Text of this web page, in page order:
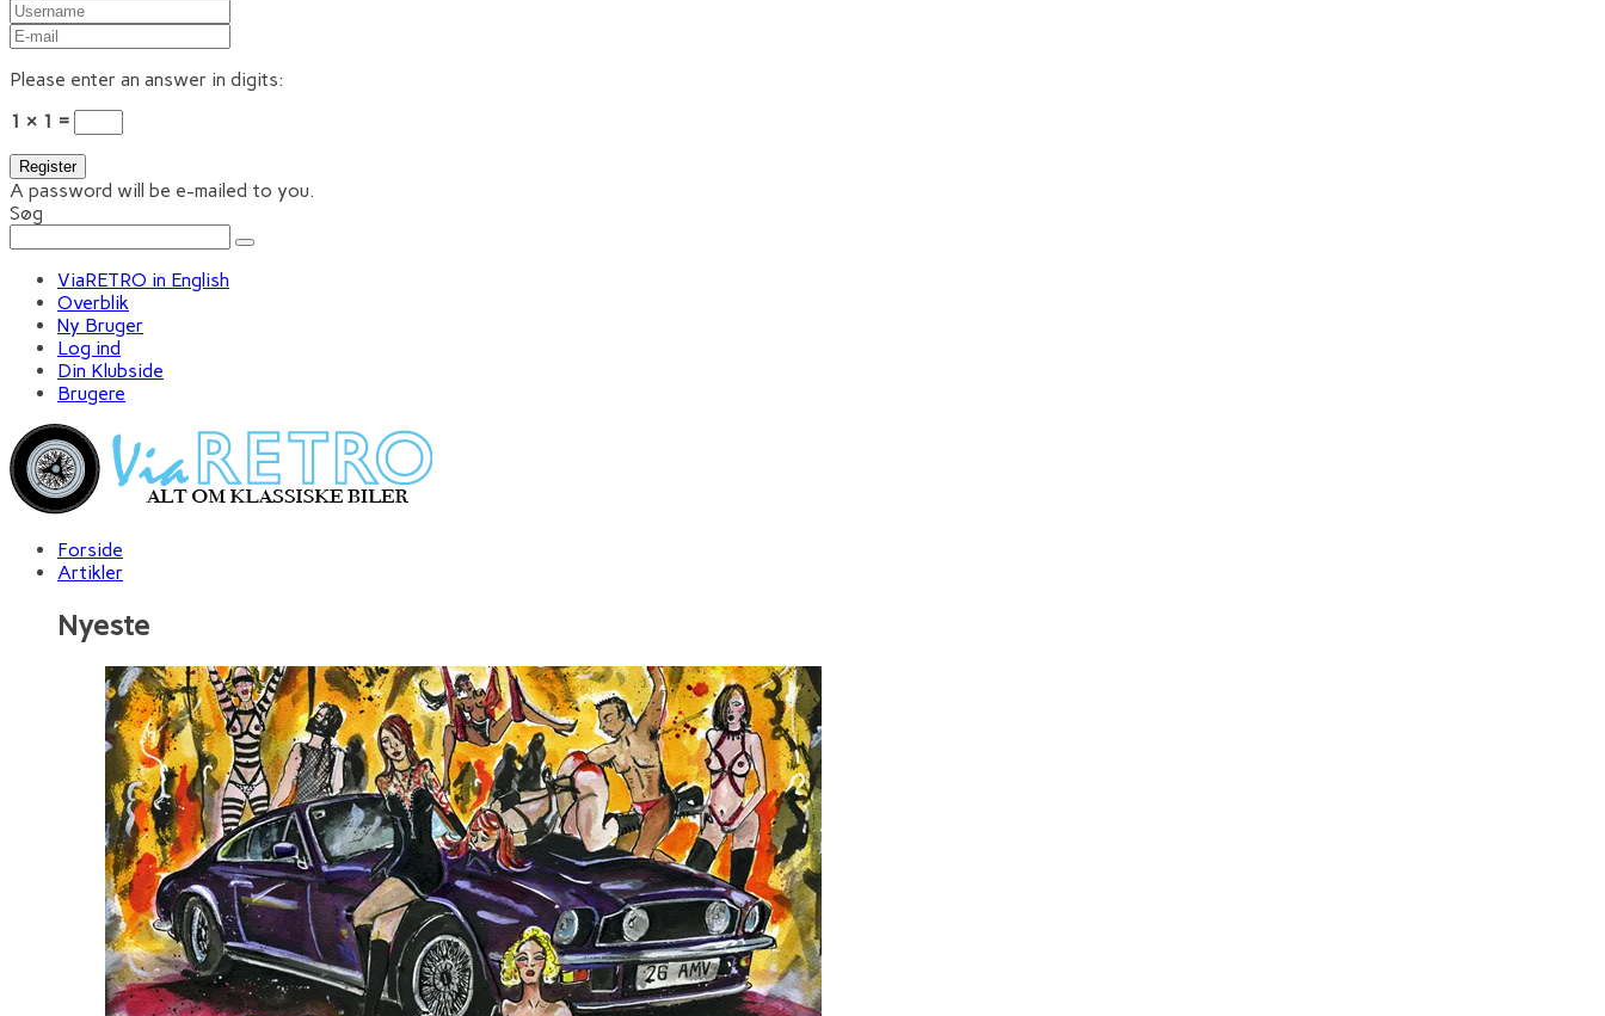
Please enter an answer in digits:
1 × 1 =
A password will be e-mailed to you.
Søg
ViaRETRO in English
Overblik
Ny Bruger
Log ind
Din Klubside
Brugere
Forside
Artikler
Nyeste